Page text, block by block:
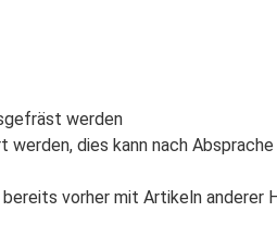
werden
werden, dies kann nach
vorher mit Artikeln